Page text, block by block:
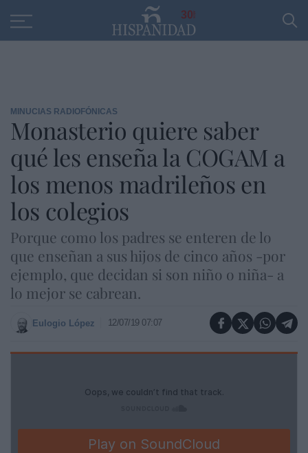
30
MINUCIAS RADIOFÓNICAS
Monasterio quiere saber
qué les enseña la COGAM a
los menos madrileños en
los colegios
Porque como los padres se enteren de lo
que enseñan a sus hijos de cinco años -por
ejemplo, que decidan si son niño o niña- a
lo mejor se cabrean.
Eulogio López 12/07/19 07:07